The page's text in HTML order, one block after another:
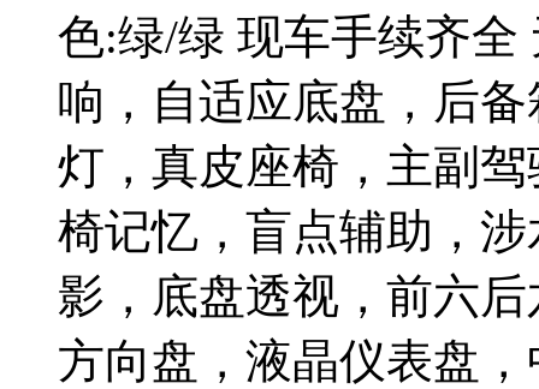
色:绿/绿 现车手续齐
响，自适应底盘，后
灯，真皮座椅，主副
椅记忆，盲点辅助，
影，底盘透视，前六
方向盘，液晶仪表盘